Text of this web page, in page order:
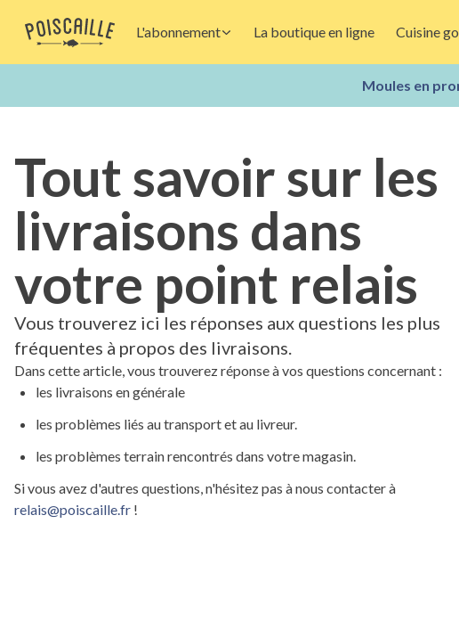
L'abonnement La boutique en ligne Cuisine
Moules en
Tout savoir sur les
livraisons dans
votre point relais
Vous trouverez ici les réponses aux questions les plus
fréquentes à propos des livraisons.
Dans cette article, vous trouverez réponse à vos questions concernant :
les livraisons en générale
les problèmes liés au transport et au livreur.
les problèmes terrain rencontrés dans votre magasin.
Si vous avez d'autres questions, n'hésitez pas à nous contacter à
relais@poiscaille.fr !